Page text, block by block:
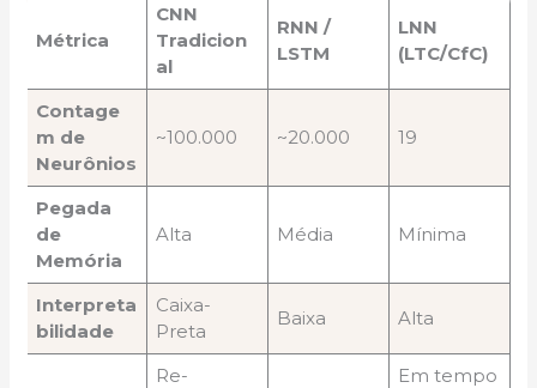
Métrica
CNN
Tradicion
al
RNN /
LSTM
LNN
(LTC/CfC)
Contage
m de
Neurônios
~100.000 ~20.000 19
Pegada
de
Memória
Alta Média Mínima
Interpreta
bilidade
Caixa-
Preta
Baixa Alta
Re-
Em tempo